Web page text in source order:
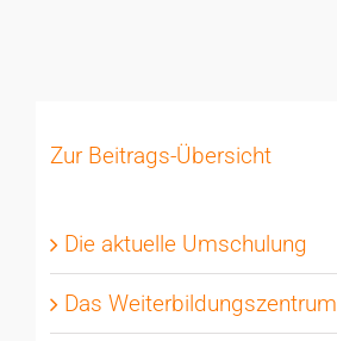
Zur Beitrags-Übersicht
Die aktuelle Umschulung
Das Weiterbildungszentrum